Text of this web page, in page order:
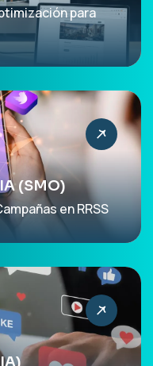
para
(SMO)
en RRSS